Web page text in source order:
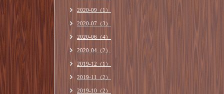
2020-09（1）
2020-07（3）
2020-06（4）
2020-04（2）
2019-12（1）
2019-11（2）
2019-10（2）